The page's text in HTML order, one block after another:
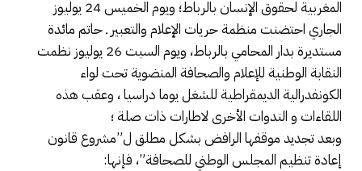
المغربية لحقوق الإنسان بالرباط؛ ويوم الخميس 24 يوليوز
الجاري احتضنت منظمة حريات الإعلام والتعبير ـ حاتم مائدة
مستديرة بدار المحامي بالرباط، ويوم السبت 26 يوليوز نظمت
النقابة الوطنية للإعلام والصحافة المنضوية تحت لواء
الكونفدرالية الديمقراطية للشغل يوما دراسيا ، وعقب هذه
اللقاءات و الندوات الأخرى لاطارات ذات صلة ؛
وبعد تجديد موقفها الرافض بشكل مطلق ل”مشروع قانون
إعادة تنظيم المجلس الوطني للصحافة”، فإنها: